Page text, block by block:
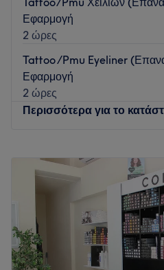
και καθαρό περιβάλλον.
Εφαρμογή
2 ώρες
Tattoo /Pmu Eyeliner
Εφαρμογή
2 ώρες
Περισσότερα για το
Τρίτη
Τετάρτη
Παρασκευή
Σάββατο
Κυριακή